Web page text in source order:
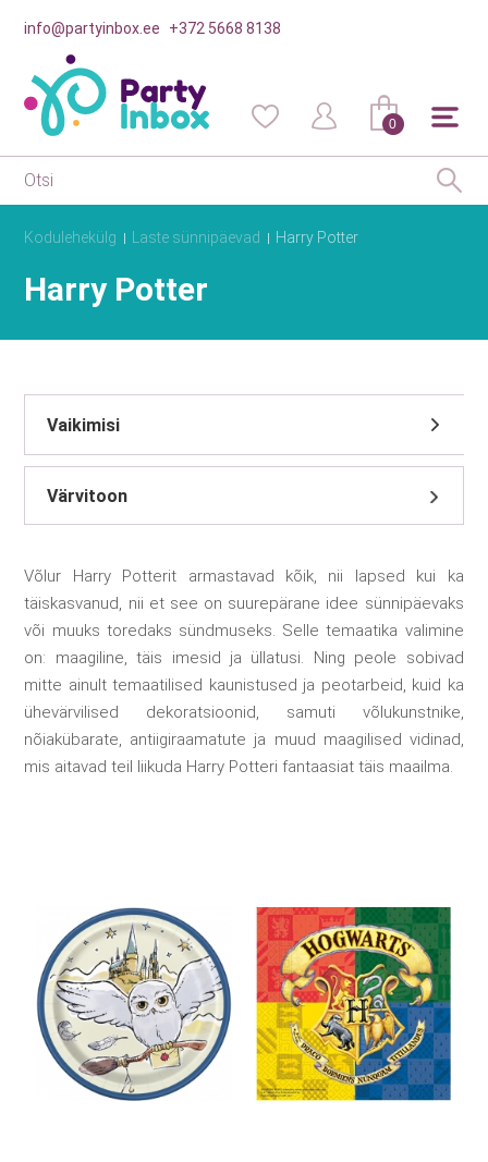
info@partyinbox.ee +372 5668 8138
0
Kodulehekülg Laste sünnipäevad Harry Potter
Harry Potter
Värvitoon
Võlur Harry Potterit armastavad kõik, nii lapsed kui ka
täiskasvanud, nii et see on suurepärane idee sünnipäevaks
või muuks toredaks sündmuseks. Selle temaatika valimine
on: maagiline, täis imesid ja üllatusi. Ning peole sobivad
mitte ainult temaatilised kaunistused ja peotarbeid, kuid ka
ühevärvilised dekoratsioonid, samuti võlukunstnike,
nõiakübarate, antiigiraamatute ja muud maagilised vidinad,
mis aitavad teil liikuda Harry Potteri fantaasiat täis maailma.